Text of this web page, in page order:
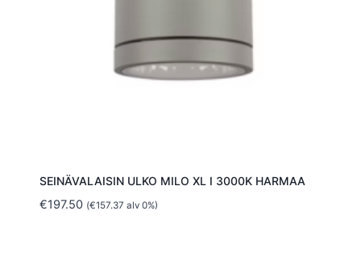
SEINÄVALAISIN ULKO MILO XL I 3000K HARMAA
€197.50 (€157.37 alv 0%)